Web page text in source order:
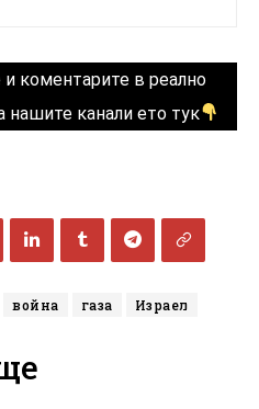
коментарите в реално
нашите канали ето тук
война газа
Израел